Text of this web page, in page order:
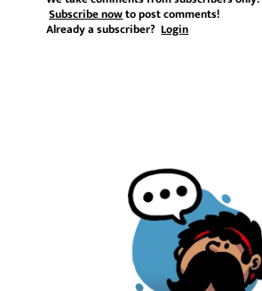
Subscribe nowto post comments!
Already a subscriber?Login